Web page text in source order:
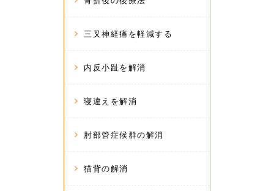
三叉神経痛を軽減する
内反小趾を解消
寝違えを解消
肘部管症候群の解消
猫背の解消